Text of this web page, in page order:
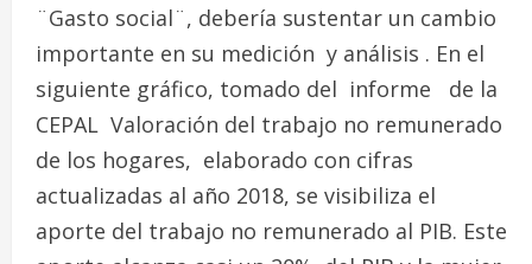
¨Gasto social¨, debería sustentar un cambio
importante en su medición y análisis . En el
siguiente gráfico, tomado del informe de la
CEPAL Valoración del trabajo no remunerado
de los hogares, elaborado con cifras
actualizadas al año 2018, se visibiliza el
aporte del trabajo no remunerado al PIB. Este